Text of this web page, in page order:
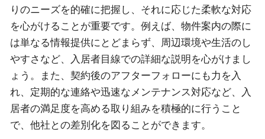
りのニーズを的確に把握し、それに応じた柔軟な対応
を心がけることが重要です。例えば、物件案内の際に
は単なる情報提供にとどまらず、周辺環境や生活のし
やすさなど、入居者目線での詳細な説明を心がけまし
ょう。また、契約後のアフターフォローにも力を入
れ、定期的な連絡や迅速なメンテナンス対応など、入
居者の満足度を高める取り組みを積極的に行うこと
で、他社との差別化を図ることができます。